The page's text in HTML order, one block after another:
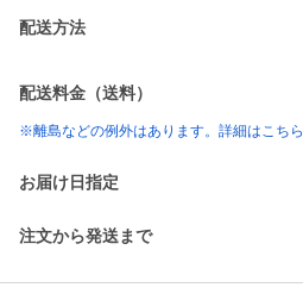
配送方法
配送料金（送料）
※離島などの例外はあります。詳細はこちら
お届け日指定
注文から発送まで